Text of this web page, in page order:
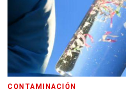
CONTAMINACIÓN